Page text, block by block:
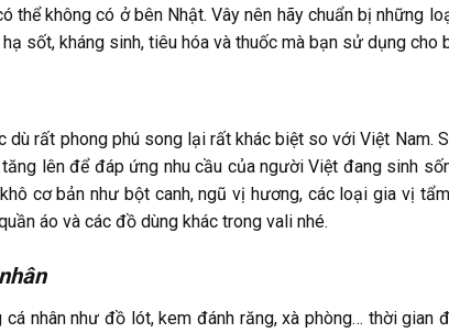
thể không có ở bên Nhật. Vây nên hãy chuẩn bị những
sốt, kháng sinh, tiêu hóa và thuốc mà bạn sử dụng cho
dù rất phong phú song lại rất khác biệt so với Việt Nam.
lên để đáp ứng nhu cầu của người Việt đang sinh
cơ bản như bột canh, ngũ vị hương, các loại gia vị
áo và các đồ dùng khác trong vali nhé.
cá nhân như đồ lót, kem đánh răng, xà phòng… thời gian